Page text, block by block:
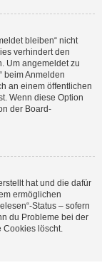
bleiben“ nicht
verhindert den
Um angemeldet zu
beim Anmelden
an einem öffentlichen
Wenn diese Option
der Board-
hat und die dafür
ermöglichen
Status – sofern
du Probleme bei der
Cookies löscht.